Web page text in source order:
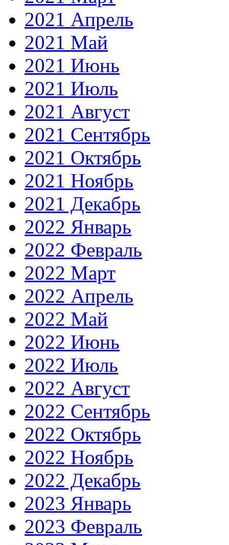
2021 Апрель
2021 Май
2021 Июнь
2021 Июль
2021 Август
2021 Сентябрь
2021 Октябрь
2021 Ноябрь
2021 Декабрь
2022 Январь
2022 Февраль
2022 Март
2022 Апрель
2022 Май
2022 Июнь
2022 Июль
2022 Август
2022 Сентябрь
2022 Октябрь
2022 Ноябрь
2022 Декабрь
2023 Январь
2023 Февраль